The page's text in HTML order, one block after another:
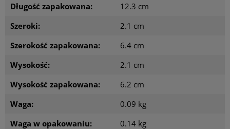
Długość zapakowana:
12.3 cm
Szeroki:
2.1 cm
Szerokość zapakowana:
6.4 cm
Wysokość:
2.1 cm
Wysokość zapakowana:
6.2 cm
Waga:
0.09 kg
Waga w opakowaniu:
0.14 kg